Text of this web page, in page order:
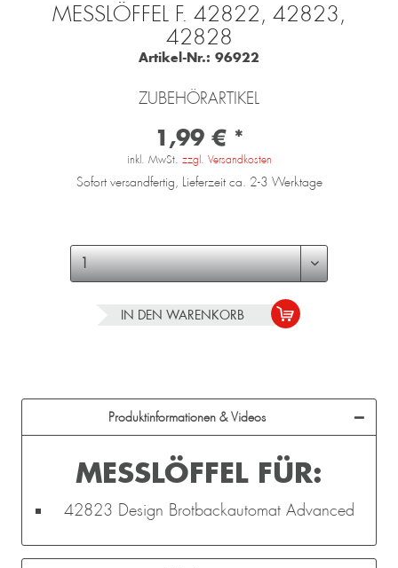
MESSLÖFFEL F. 42822, 42823,
42828
Artikel-Nr.: 96922
ZUBEHÖRARTIKEL
1,99 € *
inkl. MwSt. zzgl. Versandkosten
Sofort versandfertig, Lieferzeit ca. 2-3 Werktage
IN DEN WARENKORB
Produktinformationen & Videos
MESSLÖFFEL FÜR:
42823 Design Brotbackautomat Advanced